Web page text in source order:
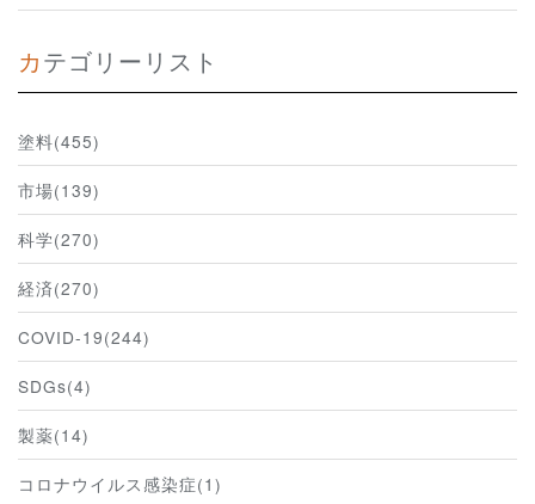
カテゴリーリスト
塗料(455)
市場(139)
科学(270)
経済(270)
COVID-19(244)
SDGs(4)
製薬(14)
コロナウイルス感染症(1)